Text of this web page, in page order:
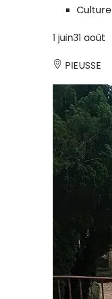
Culture
1 juin31 août
PIEUSSE